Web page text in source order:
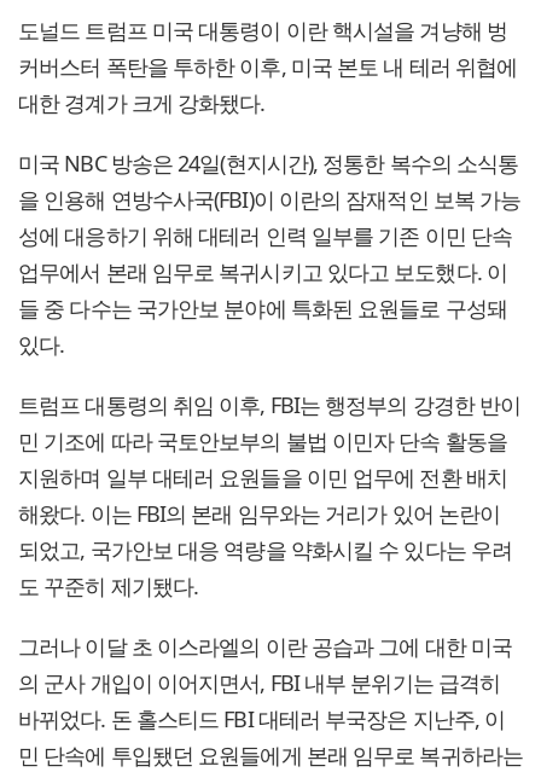
도널드 트럼프 미국 대통령이 이란 핵시설을 겨냥해 벙
커버스터 폭탄을 투하한 이후, 미국 본토 내 테러 위협에
대한 경계가 크게 강화됐다.
미국 NBC 방송은 24일(현지시간), 정통한 복수의 소식통
을 인용해 연방수사국(FBI)이 이란의 잠재적인 보복 가능
성에 대응하기 위해 대테러 인력 일부를 기존 이민 단속
업무에서 본래 임무로 복귀시키고 있다고 보도했다. 이
들 중 다수는 국가안보 분야에 특화된 요원들로 구성돼
있다.
트럼프 대통령의 취임 이후, FBI는 행정부의 강경한 반이
민 기조에 따라 국토안보부의 불법 이민자 단속 활동을
지원하며 일부 대테러 요원들을 이민 업무에 전환 배치
해왔다. 이는 FBI의 본래 임무와는 거리가 있어 논란이
되었고, 국가안보 대응 역량을 약화시킬 수 있다는 우려
도 꾸준히 제기됐다.
그러나 이달 초 이스라엘의 이란 공습과 그에 대한 미국
의 군사 개입이 이어지면서, FBI 내부 분위기는 급격히
바뀌었다. 돈 홀스티드 FBI 대테러 부국장은 지난주, 이
민 단속에 투입됐던 요원들에게 본래 임무로 복귀하라는